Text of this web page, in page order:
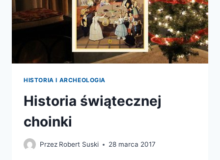
HISTORIA I ARCHEOLOGIA
Historia świątecznej
choinki
Przez Robert Suski 28 marca 2017